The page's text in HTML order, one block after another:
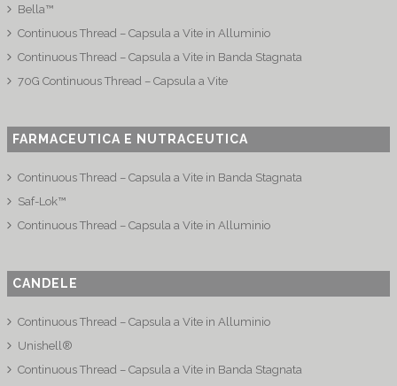
Bella™
Continuous Thread – Capsula a Vite in Alluminio
Continuous Thread – Capsula a Vite in Banda Stagnata
70G Continuous Thread – Capsula a Vite
FARMACEUTICA E NUTRACEUTICA
Continuous Thread – Capsula a Vite in Banda Stagnata
Saf-Lok™
Continuous Thread – Capsula a Vite in Alluminio
CANDELE
Continuous Thread – Capsula a Vite in Alluminio
Unishell®
Continuous Thread – Capsula a Vite in Banda Stagnata